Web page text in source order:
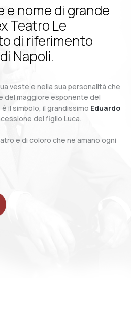
e nome di grande
Teatro Le
di riferimento
Napoli.
veste e nella sua personalità che
del maggiore esponente del
il simbolo, il grandissimo Eduardo
del figlio Luca.
e di coloro che ne amano ogni